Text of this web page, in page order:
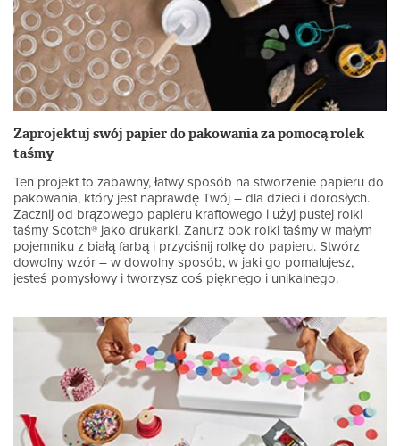
Zaprojektuj swój papier do pakowania za pomocą rolek
taśmy
Ten projekt to zabawny, łatwy sposób na stworzenie papieru do
pakowania, który jest naprawdę Twój – dla dzieci i dorosłych.
Zacznij od brązowego papieru kraftowego i użyj pustej rolki
taśmy Scotch® jako drukarki. Zanurz bok rolki taśmy w małym
pojemniku z białą farbą i przyciśnij rolkę do papieru. Stwórz
dowolny wzór – w dowolny sposób, w jaki go pomalujesz,
jesteś pomysłowy i tworzysz coś pięknego i unikalnego.